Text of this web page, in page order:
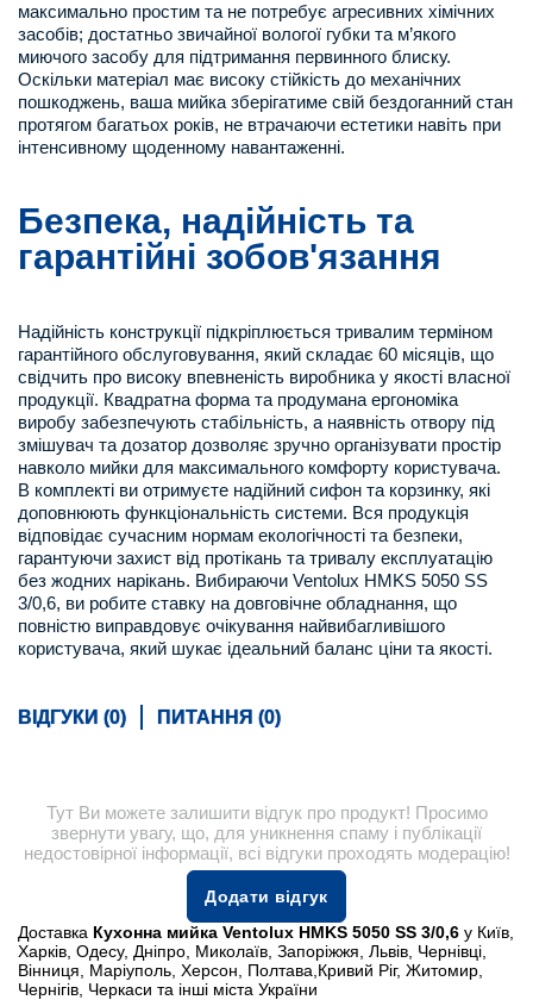
максимально простим та не потребує агресивних хімічних
засобів; достатньо звичайної вологої губки та м’якого
миючого засобу для підтримання первинного блиску.
Оскільки матеріал має високу стійкість до механічних
пошкоджень, ваша мийка зберігатиме свій бездоганний стан
протягом багатьох років, не втрачаючи естетики навіть при
інтенсивному щоденному навантаженні.
Безпека, надійність та
гарантійні зобов'язання
Надійність конструкції підкріплюється тривалим терміном
гарантійного обслуговування, який складає 60 місяців, що
свідчить про високу впевненість виробника у якості власної
продукції. Квадратна форма та продумана ергономіка
виробу забезпечують стабільність, а наявність отвору під
змішувач та дозатор дозволяє зручно організувати простір
навколо мийки для максимального комфорту користувача.
В комплекті ви отримуєте надійний сифон та корзинку, які
доповнюють функціональність системи. Вся продукція
відповідає сучасним нормам екологічності та безпеки,
гарантуючи захист від протікань та тривалу експлуатацію
без жодних нарікань. Вибираючи Ventolux HMKS 5050 SS
3/0,6, ви робите ставку на довговічне обладнання, що
повністю виправдовує очікування найвибагливішого
користувача, який шукає ідеальний баланс ціни та якості.
ВІДГУКИ (0) ПИТАННЯ (0)
Тут Ви можете залишити відгук про продукт! Просимо
звернути увагу, що, для уникнення спаму і публікації
недостовірної інформації, всі відгуки проходять модерацію!
Додати відгук
Доставка Кухонна мийка Ventolux HMKS 5050 SS 3/0,6 у Київ,
Харків, Одесу, Дніпро, Миколаїв, Запоріжжя, Львів, Чернівці,
Вінниця, Маріуполь, Херсон, Полтава,Кривий Ріг, Житомир,
Чернігів, Черкаси та інші міста України